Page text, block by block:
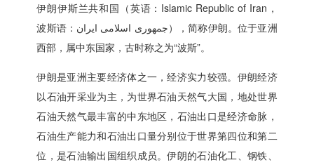
伊朗伊斯兰共和国（英语：Islamic Republic of Iran，
波斯语：جمهوری اسلامی ایران），简称伊朗。位于亚洲
西部，属中东国家，古时称之为“波斯”。
伊朗是亚洲主要经济体之一，经济实力较强。伊朗经济
以石油开采业为主，为世界石油天然气大国，地处世界
石油天然气最丰富的中东地区，石油出口是经济命脉，
石油生产能力和石油出口量分别位于世界第四位和第二
位，是石油输出国组织成员。伊朗的石油化工、钢铁、